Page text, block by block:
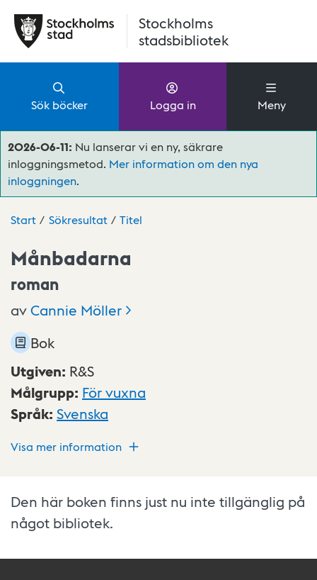
Stockholms
stadsbibliotek
Sök böcker Logga in Meny
2026-06-11: Nu lanserar vi en ny, säkrare
inloggningsmetod. Mer information om den nya
inloggningen.
Start Sökresultat Titel
Månbadarna
roman
avCannie Möller
Bok
Utgiven: R&S
Målgrupp: För vuxna
Språk: Svenska
Visa mer information
Den här boken finns just nu inte tillgänglig på
något bibliotek.